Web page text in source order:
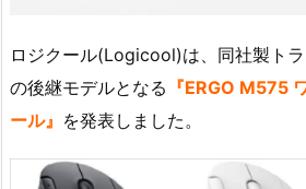
ロジクール(Logicool)は、同社製ト
の後継モデルとなる 『ERGO M575
ール』 を発表しました。